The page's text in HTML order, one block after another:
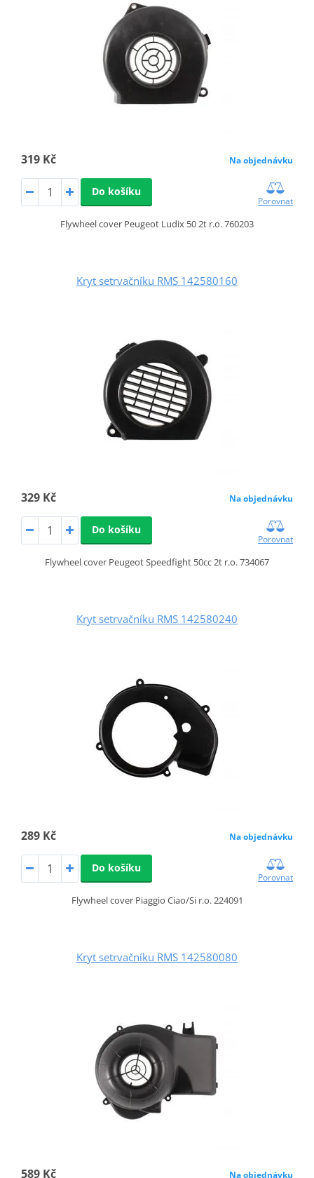
319 Kč Na objednávku
Do košíku
Porovnat
Flywheel cover Peugeot Ludix 50 2t r.o. 760203
Kryt setrvačníku RMS 142580160
329 Kč Na objednávku
Do košíku
Porovnat
Flywheel cover Peugeot Speedfight 50cc 2t r.o. 734067
Kryt setrvačníku RMS 142580240
289 Kč Na objednávku
Do košíku
Porovnat
Flywheel cover Piaggio Ciao/Si r.o. 224091
Kryt setrvačníku RMS 142580080
589 Kč Na objednávku